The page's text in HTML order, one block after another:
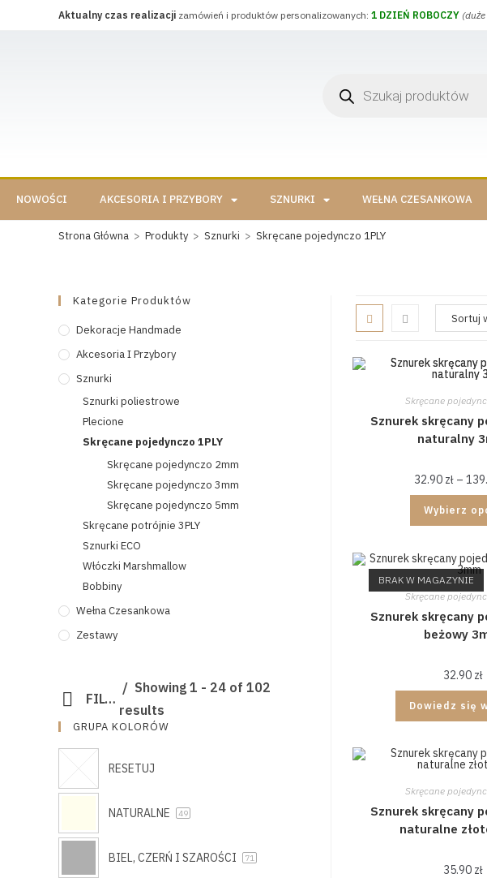
Aktualny czas realizacji zamówień i produktów personalizowanych: 1 DZIEŃ ROBOCZY
NOWOŚCI AKCESORIA I PRZYBORY SZNURKI WEŁNA CZESANKOWA
Strona Główna > Produkty > Sznurki > Skręcane pojedynczo 1PLY
Skręcane
Sznurek skręcany
naturalny
32.90 zł –
Wybierz
BRAK W MAGAZYNIE
Skręcane
Sznurek skręcany
beżowy
32.90 zł
Dowiedz się
Skręcane
Sznurek skręcany
naturalne
35.90 zł
Kategorie Produktów
Dekoracje Handmade
Akcesoria I Przybory
Sznurki
Sznurki poliestrowe
Plecione
Skręcane pojedynczo 1PLY
Skręcane pojedynczo 2mm
Skręcane pojedynczo 3mm
Skręcane pojedynczo 5mm
Skręcane potrójnie 3PLY
Sznurki ECO
Włóczki Marshmallow
Bobbiny
Wełna Czesankowa
Zestawy
FILTR
Showing 1 - 24 of 102
results
GRUPA KOLORÓW
RESETUJ
NATURALNE 49
BIEL, CZERŃ I SZAROŚCI 71